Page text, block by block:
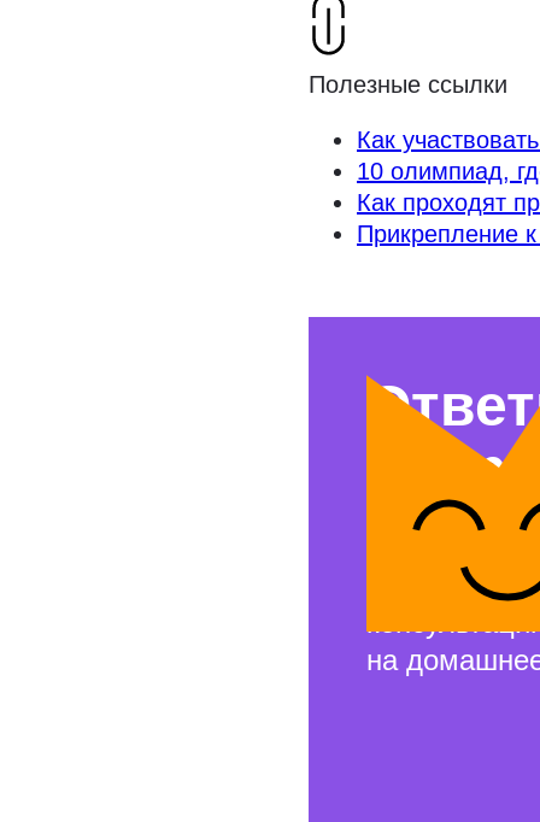
Полезные ссылки
Как
10 олимпиад,
Как проходят
Прикрепление
и проведём
на